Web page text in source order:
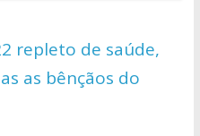
repleto de saúde,
as bênçãos do